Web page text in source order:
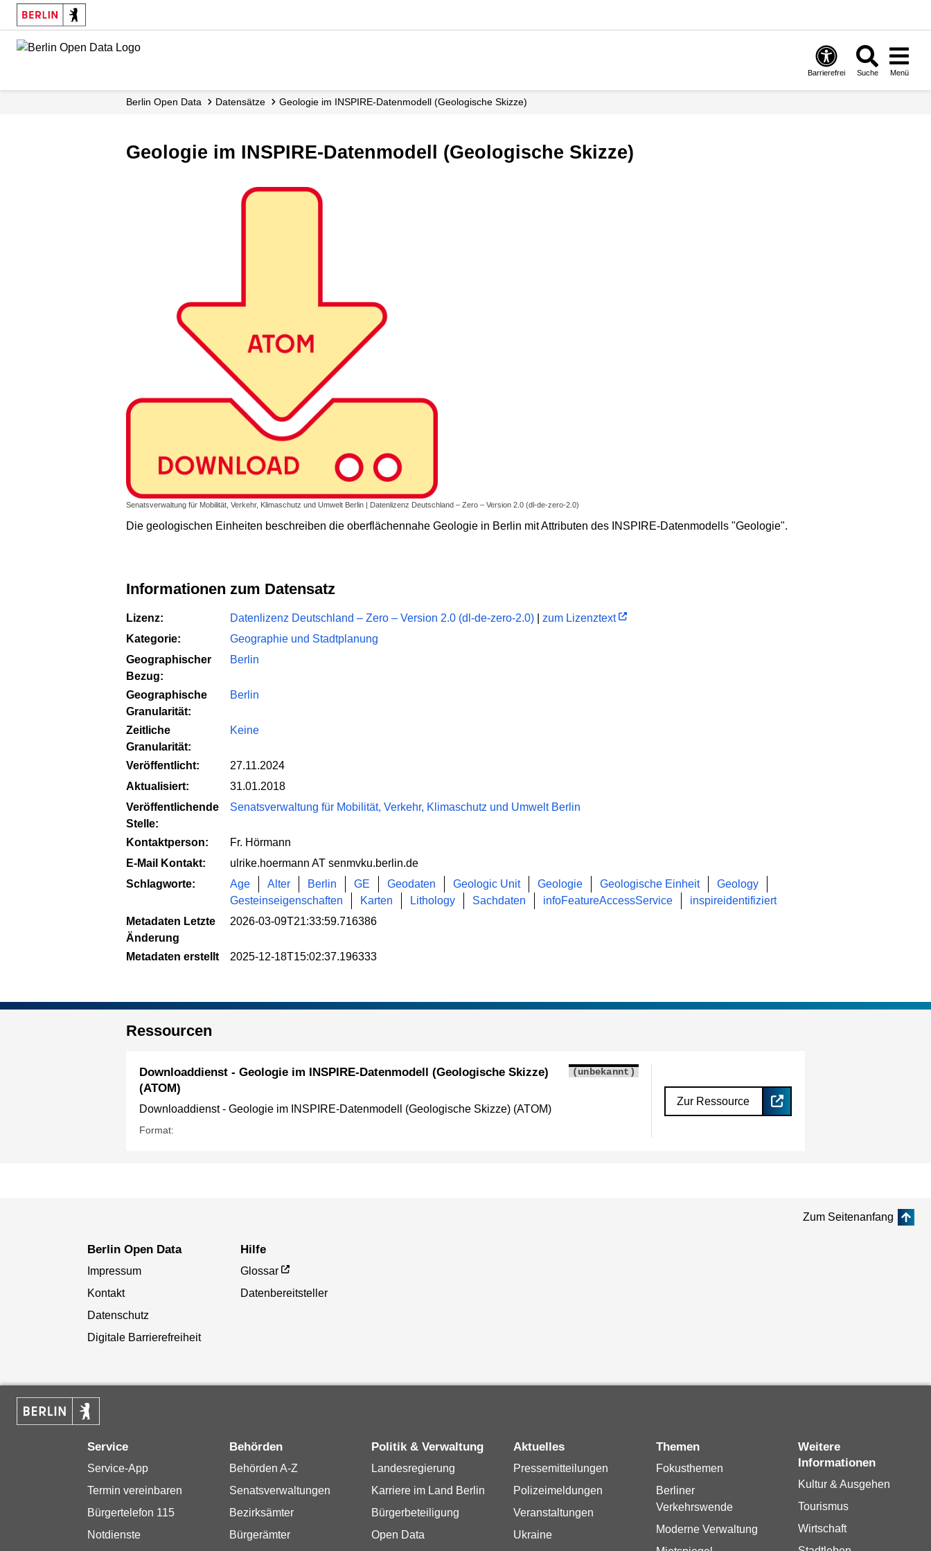
Skip
main
Barrierefrei Suche Menü
Berlin Open Data Datensätze Geologie im INSPIRE-Datenmodell (Geologische Skizze)
Geologie im INSPIRE-Datenmodell (Geologische Skizze)
Senatsverwaltung für Mobilität, Verkehr, Klimaschutz und Umwelt Berlin | Datenlizenz Deutschland – Zero – Version 2.0 (dl-de-zero-2.0)
Die geologischen Einheiten beschreiben die oberflächennahe Geologie in Berlin mit Attributen des INSPIRE-Datenmodells "Geologie".
Informationen zum Datensatz
Lizenz: Datenlizenz Deutschland – Zero – Version 2.0 (dl-de-zero-2.0)
zum Lizenztext
Kategorie:
Geographie und Stadtplanung
Geographischer
Bezug:
Berlin
Geographische
Granularität:
Berlin
Zeitliche
Granularität:
Keine
Veröffentlicht:
27.11.2024
Aktualisiert:
31.01.2018
Veröffentlichende
Stelle:
Senatsverwaltung für Mobilität, Verkehr, Klimaschutz und Umwelt Berlin
Kontaktperson:
Fr. Hörmann
E-Mail Kontakt:
ulrike.hoermann AT senmvku.berlin.de
Schlagworte:
Age Alter Berlin GE Geodaten Geologic Unit Geologie Geologische Einheit
Geology
Gesteinseigenschaften
Karten Lithology Sachdaten infoFeatureAccessService
inspireidentifiziert
Metadaten Letzte
Änderung
2026-03-09T21:33:59.716386
Metadaten erstellt 2025-12-18T15:02:37.196333
Ressourcen
Downloaddienst - Geologie im INSPIRE-Datenmodell (Geologische Skizze)
(ATOM)
(unbekannt)
Downloaddienst - Geologie im INSPIRE-Datenmodell (Geologische Skizze) (ATOM)
Format:
Zur Ressource
Zum Seitenanfang
Berlin Open Data
Impressum
Kontakt
Datenschutz
Digitale Barrierefreiheit
Hilfe
Glossar
Datenbereitsteller
Service
Service-App
Termin vereinbaren
Bürgertelefon 115
Notdienste
Behörden
Behörden A-Z
Senatsverwaltungen
Bezirksämter
Bürgerämter
Politik & Verwaltung
Landesregierung
Karriere im Land Berlin
Bürgerbeteiligung
Open Data
Aktuelles
Pressemitteilungen
Polizeimeldungen
Veranstaltungen
Ukraine
Themen
Fokusthemen
Berliner
Verkehrswende
Moderne Verwaltung
Weitere
Informationen
Kultur & Ausgehen
Tourismus
Wirtschaft